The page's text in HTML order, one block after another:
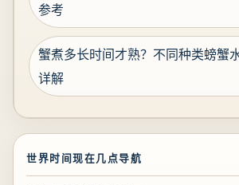
参考
蟹煮多长时间才熟？不同种类螃蟹
详解
世界时间现在几点导航